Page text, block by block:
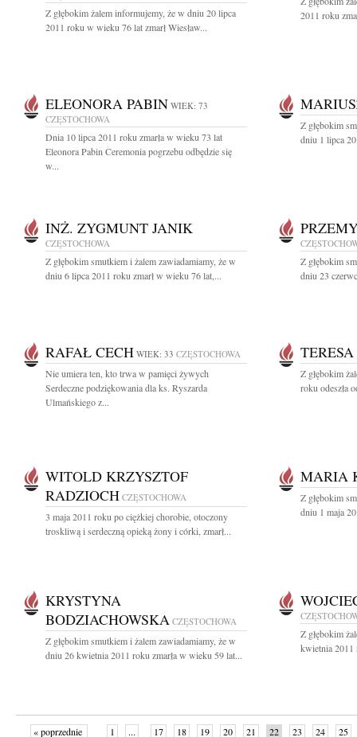
Z głębokim żalem informujemy, że w dniu 20 lipca
2011 roku w wieku 76 lat zmarł Wiesław...
2011 roku
ELEONORA PABIN WIEK: 73
CZĘSTOCHOWA
Dnia 10 lipca 2011 roku zmarła w wieku 73 lat
Eleonora Pabin Ceremonia pogrzebu odbędzie się
w...
Z głębokim
dniu 1 lipca
INŻ. ZYGMUNT JANIK
CZĘSTOCHOWA
Z głębokim smutkiem i żalem zawiadamiamy, że w
dniu 6 lipca 2011 roku zmarł w wieku 76 lat,...
Z głębokim
dniu 23
RAFAŁ CECH WIEK: 33 CZĘSTOCHOWA
Nie umiera ten, kto trwa w pamięci żywych
Serdeczne podziękowania dla ks. Ryszarda
Ulmańskiego z...
Z głębokim
roku odeszła
WITOLD KRZYSZTOF
RADZIOCH CZĘSTOCHOWA
3 maja 2011 roku po ciężkiej chorobie, otoczony
troskliwą i serdeczną opieką żony i córki, zmarł...
MARIA
Z głębokim
dniu 1 maja
KRYSTYNA
BODZIACHOWSKA CZĘSTOCHOWA
Z głębokim smutkiem i żalem zawiadamiamy, że w
dniu 26 kwietnia 2011 roku zmarła w wieku 59 lat...
Z głębokim
kwietnia 2011
« poprzednie 1 ... 17 18 19 20 21 22 23 24 25